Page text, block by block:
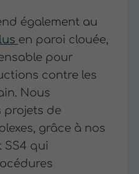
également au
en paroi clouée,
pour
contre les
Nous
projets de
grâce à nos
SS4 qui